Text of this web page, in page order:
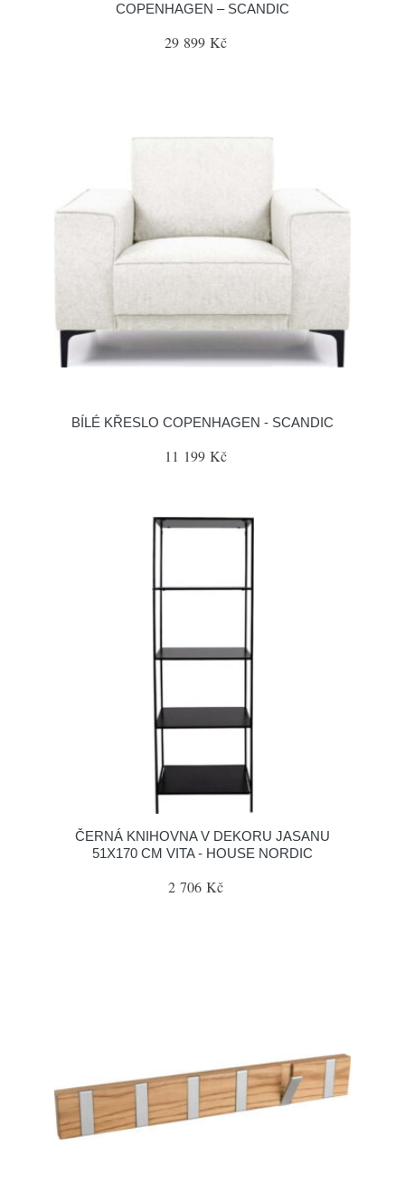
COPENHAGEN – SCANDIC
29 899 Kč
BÍLÉ KŘESLO COPENHAGEN - SCANDIC
11 199 Kč
ČERNÁ KNIHOVNA V DEKORU JASANU
51X170 CM VITA - HOUSE NORDIC
2 706 Kč